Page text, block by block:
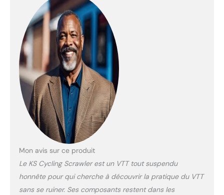
contrôle sur tout type
de terrain. Le plus
absolu de ce VTT ce
sont les roues 27,5'' en
magnesium aluminium
équipées de moyeux
annulaires à
roulement à billes
étanche. Ses pneus
27,5 pouce (650B)
peuvent se décider
entre les avantages
du 26" et ceux du 29",
Mon avis sur ce produit
Le KS Cycling Scrawler est un VTT tout suspendu
honnête pour qui cherche à découvrir la pratique du VTT
sans se ruiner. Ses composants restent dans les